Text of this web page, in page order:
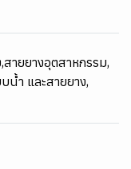
,สายยางอุตสาหกรรม,
น้ำ และสายยาง,